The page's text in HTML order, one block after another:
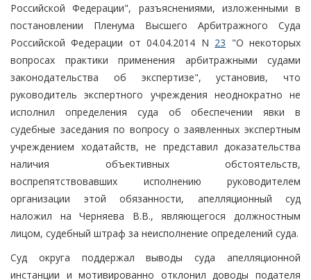
Российской Федерации", разъяснениями, изложенными в
постановлении Пленума Высшего Арбитражного Суда
Российской Федерации от 04.04.2014 N 23 "О некоторых
вопросах практики применения арбитражными судами
законодательства об экспертизе", установив, что
руководитель экспертного учреждения неоднократно не
исполнил определения суда об обеспечении явки в
судебные заседания по вопросу о заявленных экспертным
учреждением ходатайств, не представил доказательства
наличия объективных обстоятельств,
воспрепятствовавших исполнению руководителем
организации этой обязанности, апелляционный суд
наложил на Черняева В.В., являющегося должностным
лицом, судебный штраф за неисполнение определений суда.
Суд округа поддержал выводы суда апелляционной
инстанции и мотивированно отклонил доводы подателя